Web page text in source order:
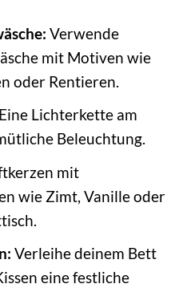
Verwende
mit Motiven wie
oder Rentieren.
Eine Lichterkette am
Beleuchtung.
mit
wie Zimt, Vanille oder
Verleihe deinem Bett
eine festliche